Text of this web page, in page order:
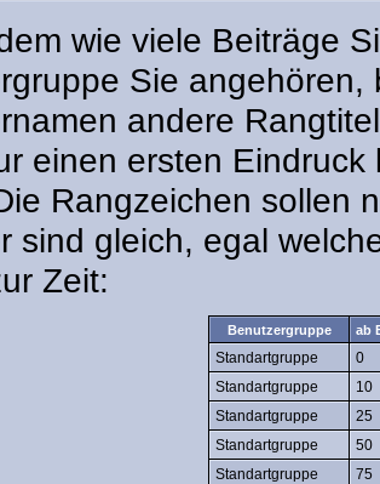
wie viele Beiträge
Sie
andere
einen ersten
Rangzeichen sollen
sind gleich, egal
Zeit:
Benutzergruppe ab
Standartgruppe
0
Standartgruppe
10
Standartgruppe
25
Standartgruppe
50
Standartgruppe
75